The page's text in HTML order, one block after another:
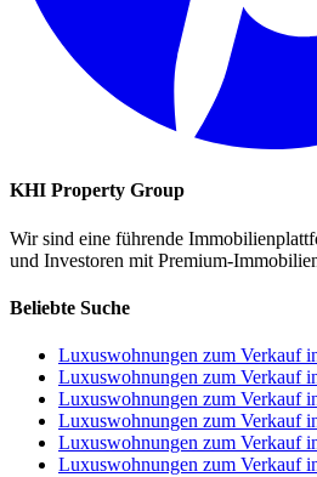
KHI Property Group
Wir sind eine führende
und Investoren mit Premium-
Beliebte Suche
Luxuswohnungen zum Verkauf
Luxuswohnungen zum Verkauf
Luxuswohnungen zum Verkauf
Luxuswohnungen zum Verkauf
Luxuswohnungen zum Verkauf
Luxuswohnungen zum Verkauf